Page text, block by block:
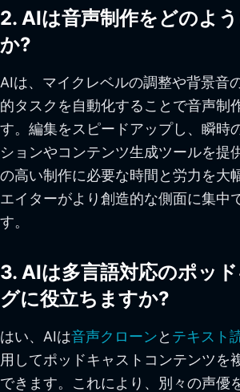
2. AIは音声制作をどのよ
か?
AIは、マイクレベルの調整や背景音
的タスクを自動化することで音声制
す。編集をスピードアップし、瞬時
ションやコンテンツ生成ツールを提
の高い制作に必要な時間と労力を大
エイターがより創造的な側面に集中
す。
3. AIは多言語対応のポッ
グに役立ちますか?
はい、AIは音声クローンと テキスト
用してポッドキャストコンテンツを
できます。これにより、別々の声優